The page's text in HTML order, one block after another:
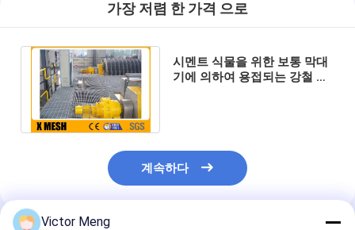
가장 저렴 한 가격 으로
시멘트 식물을 위한 보통 막대
기에 의하여 용접되는 강철 격
계속하다
Victor Meng